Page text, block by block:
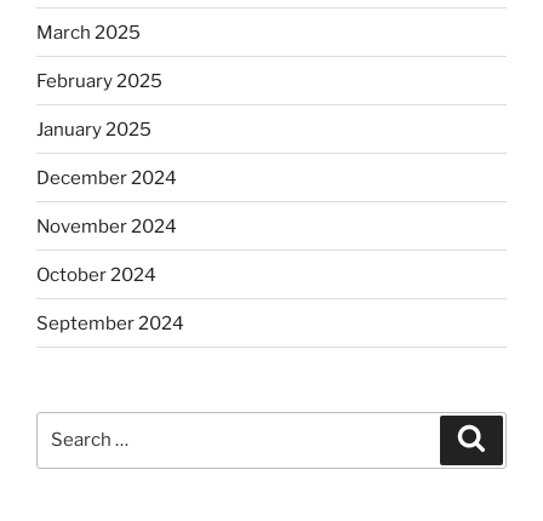
March 2025
February 2025
January 2025
December 2024
November 2024
October 2024
September 2024